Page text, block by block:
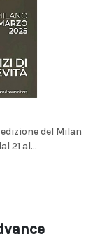
del Milan
21 al...